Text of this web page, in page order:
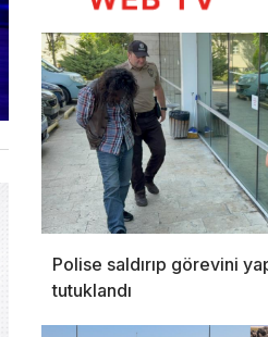
Polise saldırıp görevini
tutuklandı